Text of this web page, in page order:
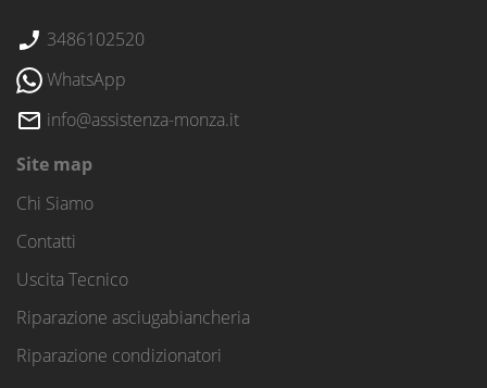
3486102520
WhatsApp
info@assistenza-monza.it
Site map
Chi Siamo
Contatti
Uscita Tecnico
Riparazione asciugabiancheria
Riparazione condizionatori